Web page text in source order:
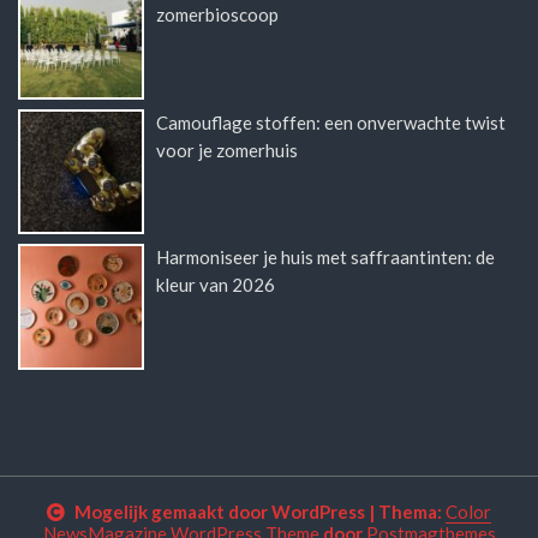
zomerbioscoop
Camouflage stoffen: een onverwachte twist
voor je zomerhuis
Harmoniseer je huis met saffraantinten: de
kleur van 2026
Mogelijk gemaakt door WordPress | Thema: Color
NewsMagazine WordPress Themedoor Postmagthemes